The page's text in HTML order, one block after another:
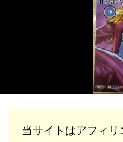
当サイトはアフィ